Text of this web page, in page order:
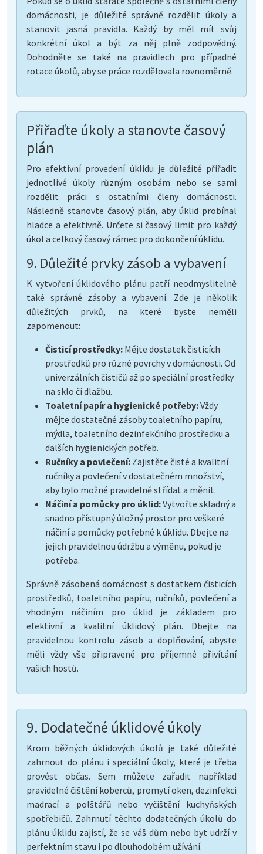
domácnosti, je důležité správně rozdělit úkoly a
stanovit jasná pravidla. Každý by měl mít svůj
konkrétní úkol a být za něj plně zodpovědný.
Dohodněte se také na pravidlech pro případné
rotace úkolů, aby se práce rozdělovala rovnoměrně.
Přiřaďte úkoly a stanovte časový
plán
Pro efektivní provedení úklidu je důležité přiřadit
jednotlivé úkoly různým osobám nebo se sami
rozdělit práci s ostatními členy domácnosti.
Následně stanovte časový plán, aby úklid probíhal
hladce a efektivně. Určete si časový limit pro každý
úkol a celkový časový rámec pro dokončení úklidu.
9. Důležité prvky zásob a vybavení
K vytvoření úklidového plánu patří neodmyslitelně
také správné zásoby a vybavení. Zde je několik
důležitých prvků, na které byste neměli
zapomenout:
Čisticí prostředky: Mějte dostatek čisticích
prostředků pro různé povrchy v domácnosti. Od
univerzálních čističů až po speciální prostředky
na sklo či dlažbu.
Toaletní papír a hygienické potřeby:Vždy
mějte dostatečné zásoby toaletního papíru,
mýdla, toaletního dezinfekčního prostředku a
dalších hygienických potřeb.
Ručníky a povlečení: Zajistěte čisté a kvalitní
ručníky a povlečení v dostatečném množství,
aby bylo možné pravidelně střídat a měnit.
Náčiní a pomůcky pro úklid:Vytvořte skladný a
snadno přístupný úložný prostor pro veškeré
náčiní a pomůcky potřebné k úklidu. Dbejte na
jejich pravidelnou údržbu a výměnu, pokud je
potřeba.
Správně zásobená domácnost s dostatkem čisticích
prostředků, toaletního papíru, ručníků, povlečení a
vhodným náčiním pro úklid je základem pro
efektivní a kvalitní úklidový plán. Dbejte na
pravidelnou kontrolu zásob a doplňování, abyste
měli vždy vše připravené pro příjemné přivítání
vašich hostů.
9. Dodatečné úklidové úkoly
Krom běžných úklidových úkolů je také důležité
zahrnout do plánu i speciální úkoly, které je třeba
provést občas. Sem můžete zařadit například
pravidelné čištění koberců, promytí oken, dezinfekci
madrací a polštářů nebo vyčištění kuchyňských
spotřebičů. Zahrnutí těchto dodatečných úkolů do
plánu úklidu zajistí, že se váš dům nebo byt udrží v
perfektním stavu i po dlouhodobém užívání.